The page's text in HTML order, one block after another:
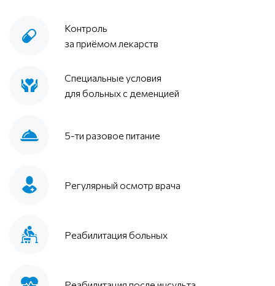
Контроль
за приёмом лекарств
Специальные условия
для больных с деменцией
5-ти разовое питание
Регулярный осмотр врача
Реабилитация больных